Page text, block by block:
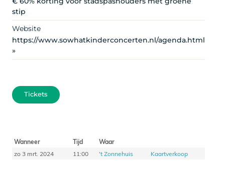
stip
Website
https://www.sowhatkinderconcerten.nl/agenda.html
»
Tickets
Wanneer Tijd
Waar
zo 3 mrt. 2024
11:00 't Zonnehuis Kaartverkoop